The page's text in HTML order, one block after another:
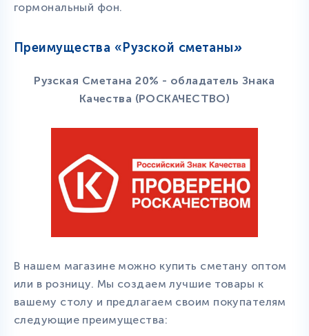
гормональный фон.
Преимущества «Рузской сметаны»
Рузская Сметана 20% - обладатель Знака
Качества (РОСКАЧЕСТВО)
В нашем магазине можно купить сметану оптом
или в розницу. Мы создаем лучшие товары к
вашему столу и предлагаем своим покупателям
следующие преимущества: